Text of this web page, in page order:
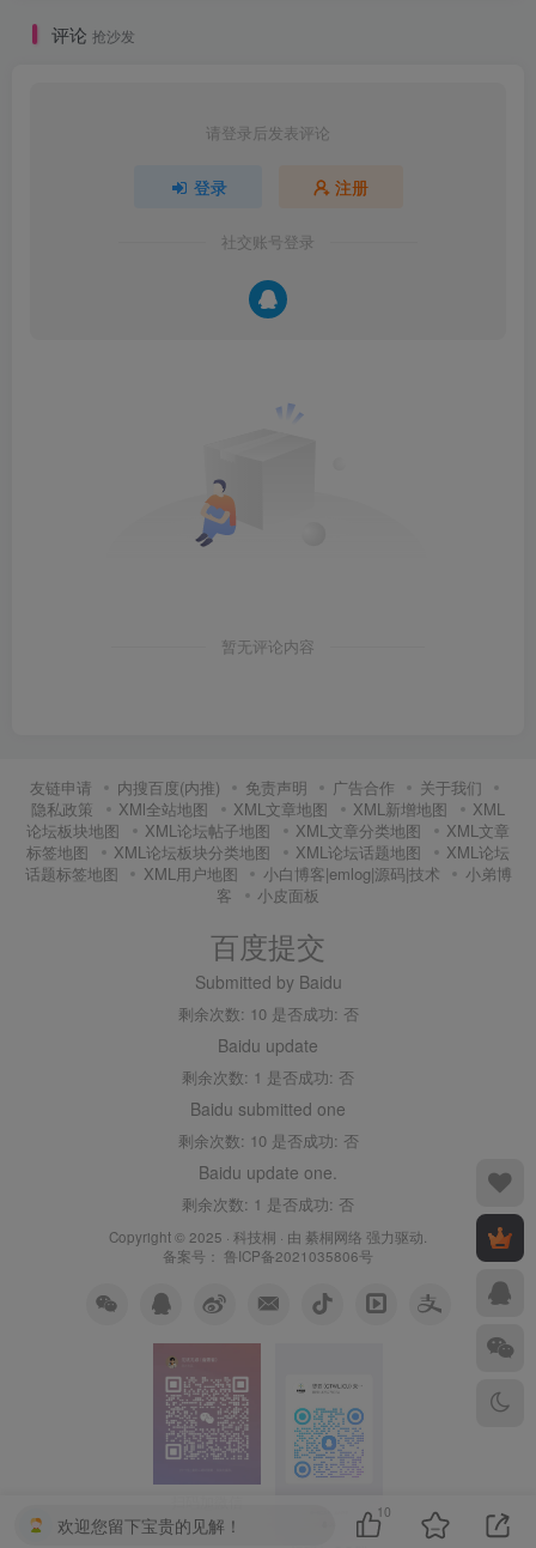
评论 抢沙发
请登录后发表评论
登录 注册
社交账号登录
暂无评论内容
友链申请 内搜百度(内推) 免责声明 广告合作
关于我们
隐私政策
XMl全站地图 XML文章地图 XML新增地图
XML
论坛板块地图
XML论坛帖子地图 XML文章分类地图
XML文章
标签地图
XML论坛板块分类地图 XML论坛话题地图
XML论坛
话题标签地图
XML用户地图 小白博客|emlog|源码|技术
小弟博
客
小皮面板
百度提交
Submitted by Baidu
剩余次数: 10 是否成功: 否
Baidu update
剩余次数: 1 是否成功: 否
Baidu submitted one
剩余次数: 10 是否成功: 否
Baidu update one.
剩余次数: 1 是否成功: 否
Copyright © 2025 · 科技桐 · 由 綦桐网络 强力驱动.
备案号： 鲁ICP备2021035806号
欢迎您留下宝贵的见解！
10